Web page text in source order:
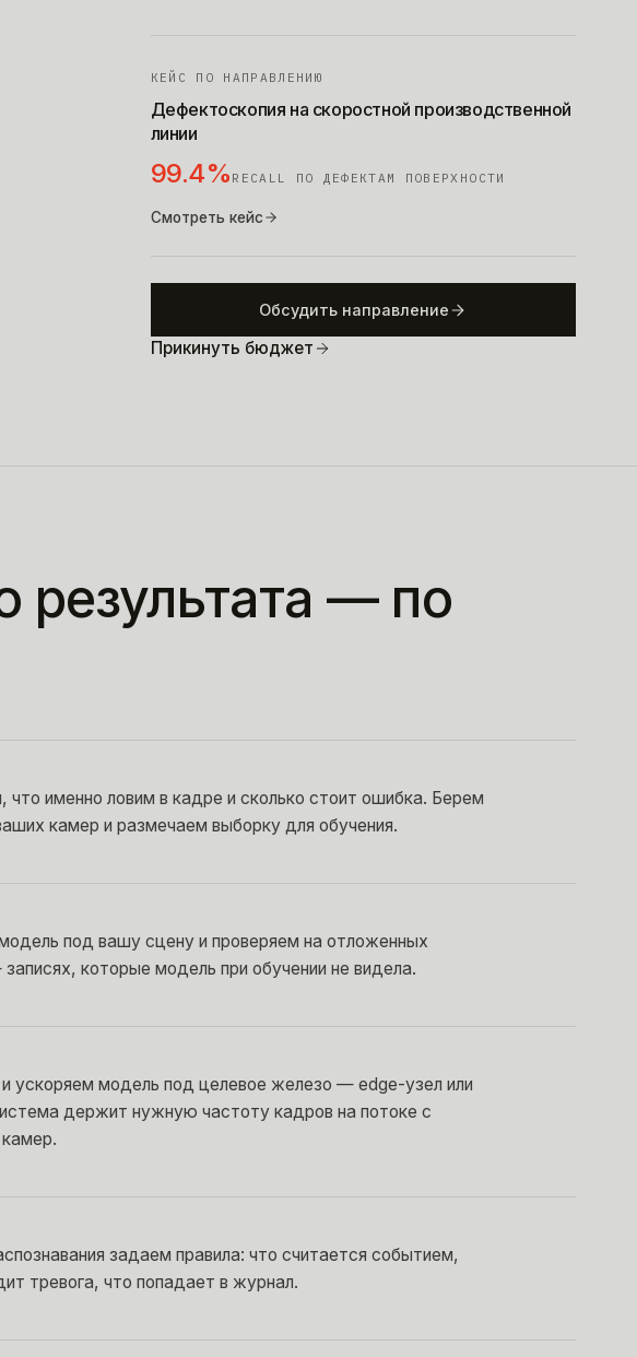
КЕЙС ПО НАПРАВЛЕНИЮ
Дефектоскопия на скоростной производственной
линии
99.4% RECALL ПО ДЕФЕКТАМ ПОВЕРХНОСТИ
Смотреть кейс
Обсудить направление
Прикинуть бюджет
результата — по
что именно ловим в кадре и сколько стоит ошибка. Берем
камер и размечаем выборку для обучения.
под вашу сцену и проверяем на отложенных
которые модель при обучении не видела.
ускоряем модель под целевое железо — edge-узел или
держит нужную частоту кадров на потоке с
задаем правила: что считается событием,
тревога, что попадает в журнал.